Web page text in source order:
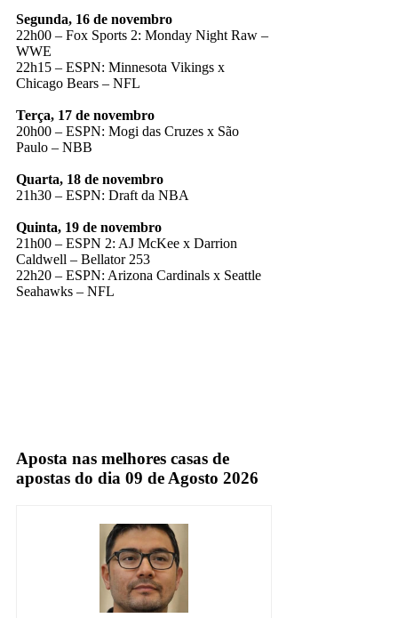
Segunda, 16 de novembro
22h00 – Fox Sports 2: Monday Night Raw –
WWE
22h15 – ESPN: Minnesota Vikings x
Chicago Bears – NFL
Terça, 17 de novembro
20h00 – ESPN: Mogi das Cruzes x São
Paulo – NBB
Quarta, 18 de novembro
21h30 – ESPN: Draft da NBA
Quinta, 19 de novembro
21h00 – ESPN 2: AJ McKee x Darrion
Caldwell – Bellator 253
22h20 – ESPN: Arizona Cardinals x Seattle
Seahawks – NFL
Aposta nas melhores casas de
apostas do dia 09 de Agosto 2026